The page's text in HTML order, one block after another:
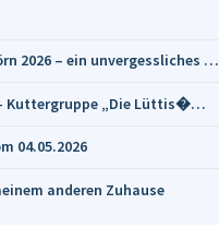
2026 – ein unvergessliches …
Kuttergruppe „Die Lüttis�…
04.05.2026
anderen Zuhause